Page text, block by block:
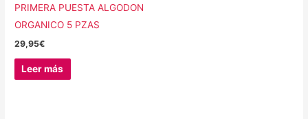
PRIMERA PUESTA ALGODON
ORGANICO 5 PZAS
29,95€
Leer más